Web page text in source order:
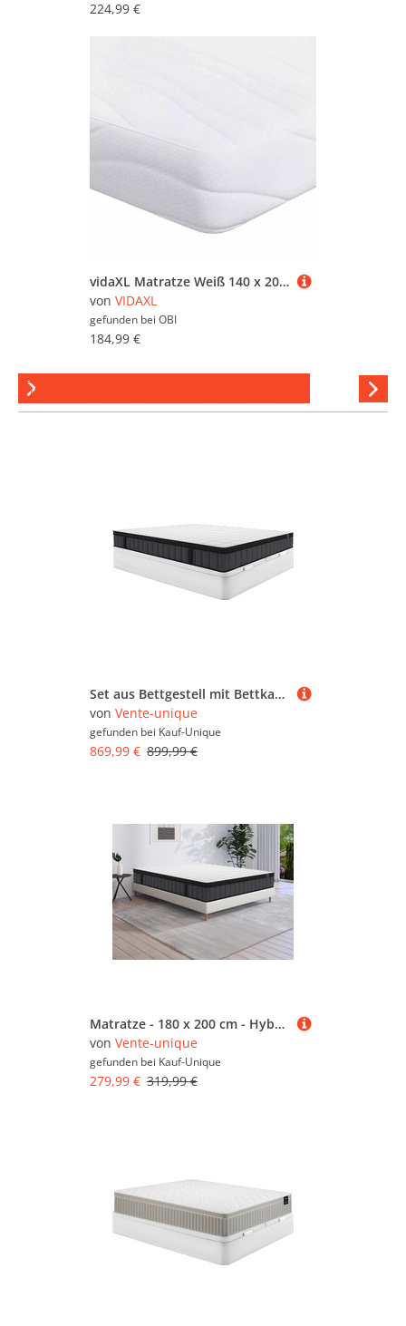
224,99 €
vidaXL Matratze Weiß 140 x 200 cm Gel-Speicherschaum 4106318
von VIDAXL
gefunden bei OBI
184,99 €
Gelmatratzen in 180 x 200 cm
Set aus Bettgestell mit Bettkasten + Matratze - 180 x 200 cm - Hybridmatratze - 7-Zonen-Taschenfederkern & Memory Gel - Stärke 25 cm - Weiß - TOLCA von YSMÉE
von Vente-unique
gefunden bei Kauf-Unique
869,99 € 899,99 €
Matratze - 180 x 200 cm - Hybridmatratze - 7-Zonen-Taschenfederkern & Memory Gel - Stärke 25 cm - TOLCA von YSMÉE
von Vente-unique
gefunden bei Kauf-Unique
279,99 € 319,99 €